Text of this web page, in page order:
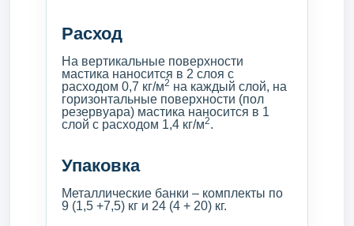
Расход
На вертикальные поверхности
мастика наносится в 2 слоя с
расходом 0,7 кг/м2 на каждый слой, на
горизонтальные поверхности (пол
резервуара) мастика наносится в 1
слой с расходом 1,4 кг/м2.
Упаковка
Металлические банки – комплекты по
9 (1,5 +7,5) кг и 24 (4 + 20) кг.